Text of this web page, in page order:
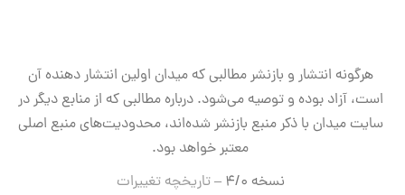
هرگونه انتشار و بازنشر مطالبی که میدان اولین انتشار دهنده آن
است، آزاد بوده و توصیه می‌شود. درباره مطالبی که از منابع دیگر در
سایت میدان با ذکر منبع بازنشر شده‌اند، محدودیت‌های منبع اصلی
معتبر خواهد بود.
نسخه ۴/۰ –
تاریخچه تغییرات